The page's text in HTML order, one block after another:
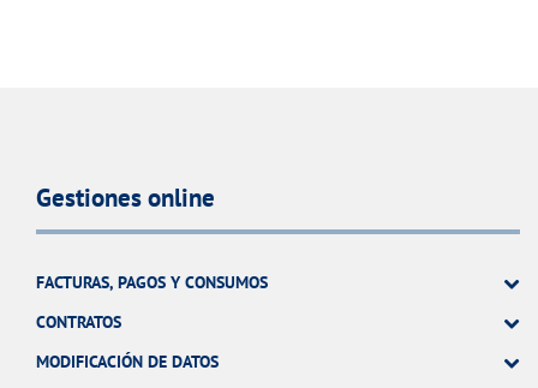
Gestiones online
FACTURAS, PAGOS Y CONSUMOS
CONTRATOS
MODIFICACIÓN DE DATOS